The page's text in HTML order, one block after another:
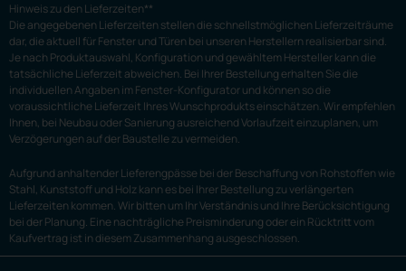
Hinweis zu den Lieferzeiten**
Die angegebenen Lieferzeiten stellen die schnellstmöglichen Lieferzeiträume
dar, die aktuell für Fenster und Türen bei unseren Herstellern realisierbar sind.
Je nach Produktauswahl, Konfiguration und gewähltem Hersteller kann die
tatsächliche Lieferzeit abweichen. Bei Ihrer Bestellung erhalten Sie die
individuellen Angaben im Fenster-Konfigurator und können so die
voraussichtliche Lieferzeit Ihres Wunschprodukts einschätzen. Wir empfehlen
Ihnen, bei Neubau oder Sanierung ausreichend Vorlaufzeit einzuplanen, um
Verzögerungen auf der Baustelle zu vermeiden.
Aufgrund anhaltender Lieferengpässe bei der Beschaffung von Rohstoffen wie
Stahl, Kunststoff und Holz kann es bei Ihrer Bestellung zu verlängerten
Lieferzeiten kommen. Wir bitten um Ihr Verständnis und Ihre Berücksichtigung
bei der Planung. Eine nachträgliche Preisminderung oder ein Rücktritt vom
Kaufvertrag ist in diesem Zusammenhang ausgeschlossen.